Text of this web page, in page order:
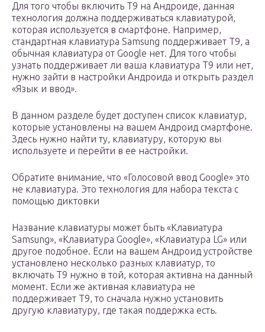
Для того чтобы включить Т9 на Андроиде, данная
технология должна поддерживаться клавиатурой,
которая используется в смартфоне. Например,
стандартная клавиатура Samsung поддерживает Т9, а
обычная клавиатура от Google нет. Для того чтобы
узнать поддерживает ли ваша клавиатура Т9 или нет,
нужно зайти в настройки Андроида и открыть раздел
«Язык и ввод».
В данном разделе будет доступен список клавиатур,
которые установлены на вашем Андроид смартфоне.
Здесь нужно найти ту, клавиатуру, которую вы
используете и перейти в ее настройки.
Обратите внимание, что «Голосовой ввод Google» это
не клавиатура. Это технология для набора текста с
помощью диктовки
Название клавиатуры может быть «Клавиатура
Samsung», «Клавиатура Google», «Клавиатура LG» или
другое подобное. Если на вашем Андроид устройстве
установлено несколько разных клавиатур, то
включать Т9 нужно в той, которая активна на данный
момент. Если же активная клавиатура не
поддерживает Т9, то сначала нужно установить
другую клавиатуру, где такая поддержка есть.